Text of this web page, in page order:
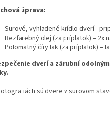
úprava:
Surové, vyhladené krídlo dverí -
Bezfarebný olej (za príplatok) – 2x
Polomatný číry lak (za príplatok) –
dverí a zárubní
sú dvere v surovom